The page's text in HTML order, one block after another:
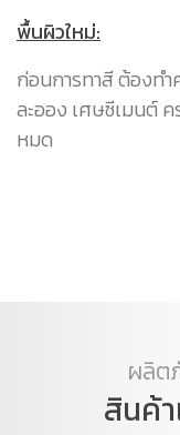
พื้นผิวใหม่:
ก่อนการทาสี ต้องท
ละออง เศษซีเมนต์
หมด
ผลิต
สินค้